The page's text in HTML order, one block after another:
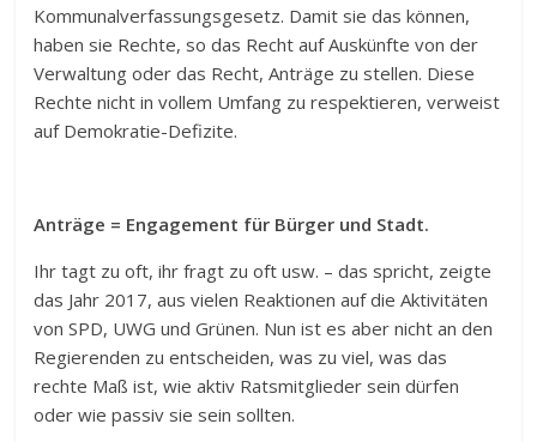
Kommunalverfassungsgesetz. Damit sie das können,
haben sie Rechte, so das Recht auf Auskünfte von der
Verwaltung oder das Recht, Anträge zu stellen. Diese
Rechte nicht in vollem Umfang zu respektieren, verweist
auf Demokratie-Defizite.
Anträge = Engagement für Bürger und Stadt.
Ihr tagt zu oft, ihr fragt zu oft usw. – das spricht, zeigte
das Jahr 2017, aus vielen Reaktionen auf die Aktivitäten
von SPD, UWG und Grünen. Nun ist es aber nicht an den
Regierenden zu entscheiden, was zu viel, was das
rechte Maß ist, wie aktiv Ratsmitglieder sein dürfen
oder wie passiv sie sein sollten.